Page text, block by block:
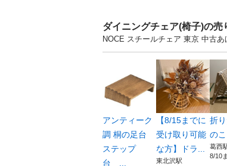
ダイニングチェア(椅子)の
NOCE スチールチェア 東京 中古
アンティーク
調 桐の足台
ステップ
台 ...
【8/15までに
受け取り可能
な方】ドラ...
東北沢駅
折
のこ
葛西
8/10